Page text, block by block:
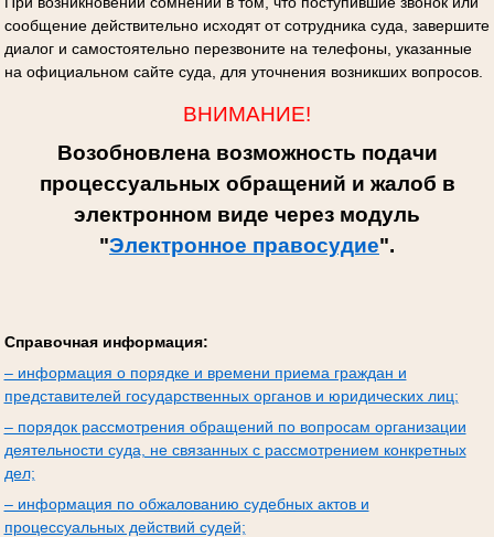
сообщение действительно исходят от сотрудника суда, завершите
диалог и самостоятельно перезвоните на телефоны, указанные
на официальном сайте суда, для уточнения возникших вопросов.
ВНИМАНИЕ!
Возобновлена возможность подачи
процессуальных обращений и жалоб в
электронном виде через модуль
"Электронное правосудие".
Справочная информация:
– информация о порядке и времени приема граждан и
представителей государственных органов и юридических лиц;
– порядок рассмотрения обращений по вопросам организации
деятельности суда, не связанных с рассмотрением конкретных
дел;
– информация по обжалованию судебных актов и
процессуальных действий судей;